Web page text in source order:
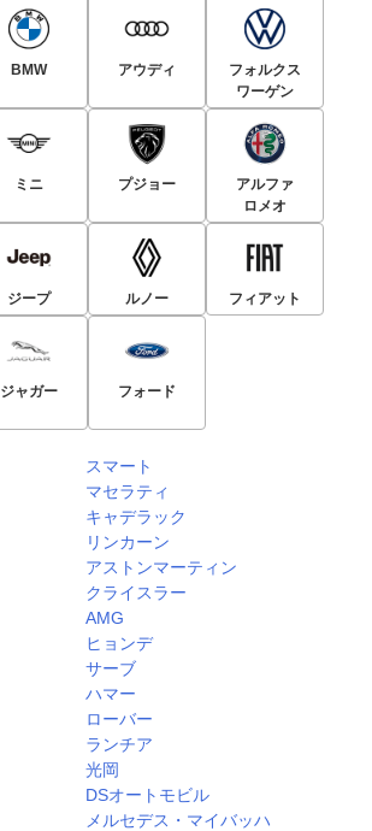
BMW アウディ
フォルクス
ワーゲン
ミニ プジョー
アルファ
ロメオ
ジープ ルノー フィアット
ジャガー フォード
スマート
マセラティ
キャデラック
リンカーン
アストンマーティン
クライスラー
AMG
ヒョンデ
サーブ
ハマー
ローバー
ランチア
光岡
DSオートモビル
メルセデス・マイバッハ